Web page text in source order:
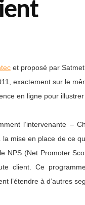
et proposé par
exactement sur le
en ligne pour illustrer
l’intervenante –
mise en place de ce
NPS (Net Promoter
client. Ce
l’étendre à d’autres